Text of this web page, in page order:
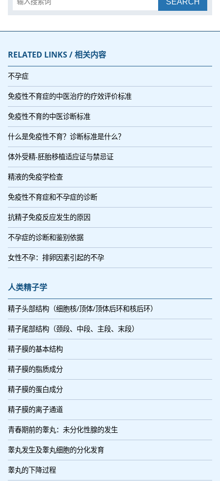
RELATED LINKS / 相关内容
不孕症
免疫性不育症的中医治疗的疗效评价标准
免疫性不育的中医诊断标准
什么是免疫性不育？诊断标准是什么？
体外受精-胚胎移植适应证与禁忌证
精液的免疫学检查
免疫性不育症和不孕症的诊断
抗精子免疫反应发生的原因
不孕症的诊断和鉴别依据
女性不孕：排卵因素引起的不孕
人类精子学
精子头部结构（细胞核/顶体/顶体后环和核后环）
精子尾部结构（颈段、中段、主段、末段）
精子膜的基本结构
精子膜的脂质成分
精子膜的蛋白成分
精子膜的离子通道
青春期前的睾丸：未分化性腺的发生
睾丸发生及睾丸细胞的分化发育
睾丸的下降过程